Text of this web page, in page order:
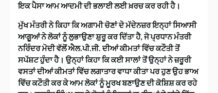
ਇਕ ਪੈਸਾ ਆਮ ਆਦਮੀ ਦੀ ਭਲਾਈ ਲਈ ਖ਼ਰਚ ਕਰ ਰਹੀ ਹੈ।
ਮੁੱਖ ਮੰਤਰੀ ਨੇ ਕਿਹਾ ਕਿ ਅਗਾਮੀ ਚੋਣਾਂ ਦੇ ਮੱਦੇਨਜ਼ਰ ਇਨ੍ਹਾਂ ਸਿਆਸੀ
ਆਗੂਆਂ ਨੇ ਲੋਕਾਂ ਨੂੰ ਲੁਭਾਉਣਾ ਸ਼ੁਰੂ ਕਰ ਦਿੱਤਾ ਹੈ, ਜੋ ਪ੍ਰਧਾਨ ਮੰਤਰੀ
ਨਰਿੰਦਰ ਮੋਦੀ ਵੱਲੋਂ ਐਲ.ਪੀ.ਜੀ. ਦੀਆਂ ਕੀਮਤਾਂ ਵਿੱਚ ਕਟੌਤੀ ਤੋਂ
ਸਪੱਸ਼ਟ ਹੁੰਦਾ ਹੈ। ਉਨ੍ਹਾਂ ਕਿਹਾ ਕਿ ਕਈ ਸਾਲਾਂ ਤੋਂ ਉਨ੍ਹਾਂ ਨੇ ਜ਼ਰੂਰੀ
ਵਸਤਾਂ ਦੀਆਂ ਕੀਮਤਾਂ ਵਿੱਚ ਲਗਾਤਾਰ ਵਾਧਾ ਕੀਤਾ ਪਰ ਹੁਣ ਉਹ ਭਾਅ
ਵਿੱਚ ਕਟੌਤੀ ਕਰ ਕੇ ਆਮ ਲੋਕਾਂ ਨੂੰ ਮੂਰਖ ਬਣਾਉਣ ਦੀ ਕੋਸ਼ਿਸ਼ ਕਰ ਰਹੇ